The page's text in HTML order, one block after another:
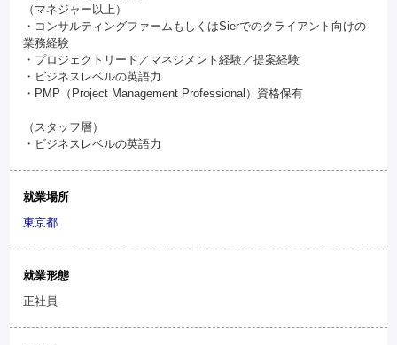
（マネジャー以上）
・コンサルティングファームもしくはSierでのクライアント向けの
業務経験
・プロジェクトリード／マネジメント経験／提案経験
・ビジネスレベルの英語力
・PMP（Project Management Professional）資格保有
（スタッフ層）
・ビジネスレベルの英語力
就業場所
東京都
就業形態
正社員